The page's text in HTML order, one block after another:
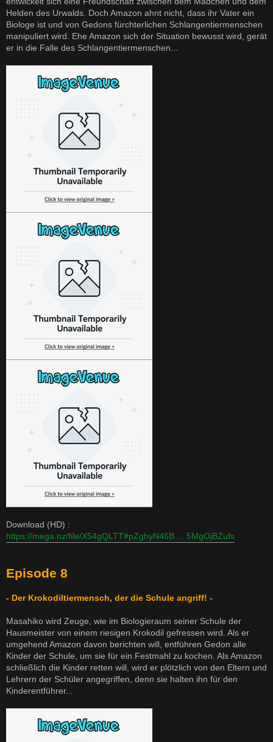
Helden des Urwalds. Doch Amazon ahnt nicht, dass ihr Vater ein
Biologe ist und von Gedons fürchterlichen Schlangentiermenschen
manipuliert wird. Ehe Amazon sich der Situation bewusst wird, gerät
er in die Falle des Schlangentiermenschen...
Download (HD) :
https://mega.nz/file/X54gQLTT#pZghyN46B ... 5MgOjBZufs
Episode 8
- Der Krokodiltiermensch, der die Schule angriff! -
Masahiko wird Zeuge, wie im Biologieraum seiner Schule der
Hausmeister von einem riesigen Krokodil gefressen wird. Als er
umgehend Amazon davon berichten will, entführen Gedon alle
Kinder der Schule, um sie für ein Festmahl zu kochen. Als Amazon
schließlich die Kinder retten will, wird er plötzlich von den Eltern und
Lehrern der Schüler angegriffen, denn sie halten ihn für den
Kinderentführer...